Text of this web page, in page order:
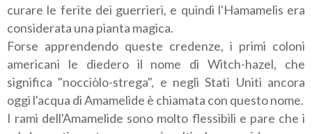
curare le ferite dei guerrieri, e quindi l'Hamamelis era
considerata una pianta magica.
Forse apprendendo queste credenze, i primi coloni
americani le diedero il nome di Witch-hazel, che
significa "nocciòlo-strega", e negli Stati Uniti ancora
oggi l'acqua di Amamelide è chiamata con questo nome.
I rami dell'Amamelide sono molto flessibili e pare che i